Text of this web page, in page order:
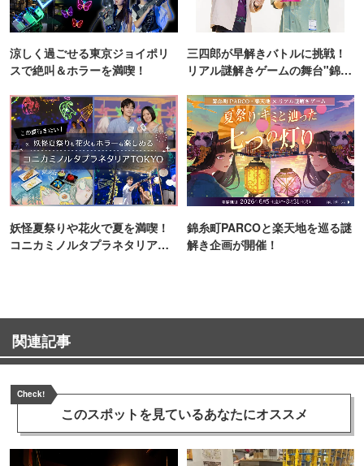
涼しく過ごせる東京ジョイポリ
スで絶叫＆ホラーを満喫！
三四郎が早解きバトルに挑戦！
リアル謎解きゲームの舞台"錦糸
妖怪夏祭りや花火で夏を満喫！
コニカミノルタプラネタリア
錦糸町PARCOと楽天地を巡る謎
解き企画が開催！
関連記事
Check!
このスポットを見ているあなたにオススメ